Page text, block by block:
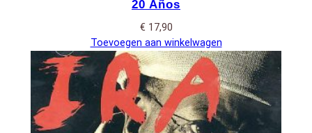
20 Años
€ 17,90
Toevoegen aan winkelwagen